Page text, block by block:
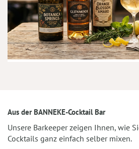
Aus der BANNEKE-Cocktail Bar
Unsere Barkeeper zeigen Ihnen, wie
Cocktails ganz einfach selber mixen.